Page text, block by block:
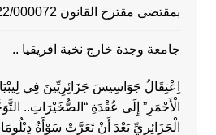
بمقتضى مقترح القانون 122/000072 أي منطق هذا ؟
جامعة وجدة خارج نخبة افريقيا ..
اِعْتِقَالُ جَوَاسِيسَ جَزَائِرِيِّينَ فِي
الْأَحْمَرِ” إِلَى عُقْدَةِ “الصُّخَيْرَاتِ..
الْجَزَائِرِيِّ بَعْدَ أَنْ تَعَرَّتْ سَوْأَةُ